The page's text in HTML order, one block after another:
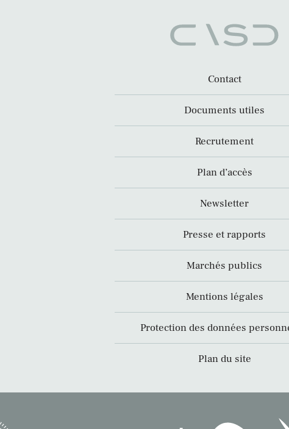
Contact
Documents utiles
Recrutement
Plan d’accès
Newsletter
Presse et rapports
Marchés publics
Mentions légales
Protection des données
Plan du site